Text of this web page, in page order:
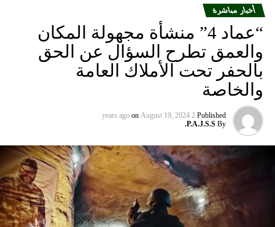
أخبار مباشرة
“عماد 4” منشأة مجهولة المكان
والعمق تطرح السؤال عن الحق
بالحفر تحت الأملاك العامة
والخاصة
Published
2 years ago
on August 19, 2024
By
P.A.J.S.S.